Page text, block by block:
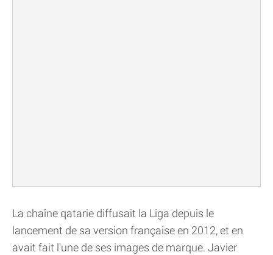
La chaîne qatarie diffusait la Liga depuis le
lancement de sa version française en 2012, et en
avait fait l'une de ses images de marque. Javier